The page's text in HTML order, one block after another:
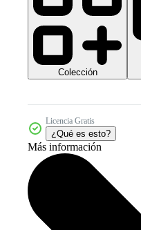
Colección
Licencia Gratis
¿Qué es esto?
Más información